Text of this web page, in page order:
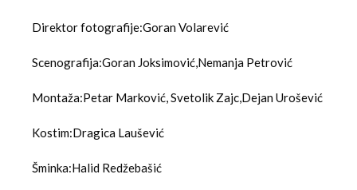
Direktor fotografije:Goran Volarević
Scenografija:Goran Joksimović,Nemanja Petrović
Montaža:Petar Marković, Svetolik Zajc,Dejan Urošević
Kostim:Dragica Laušević
Šminka:Halid Redžebašić